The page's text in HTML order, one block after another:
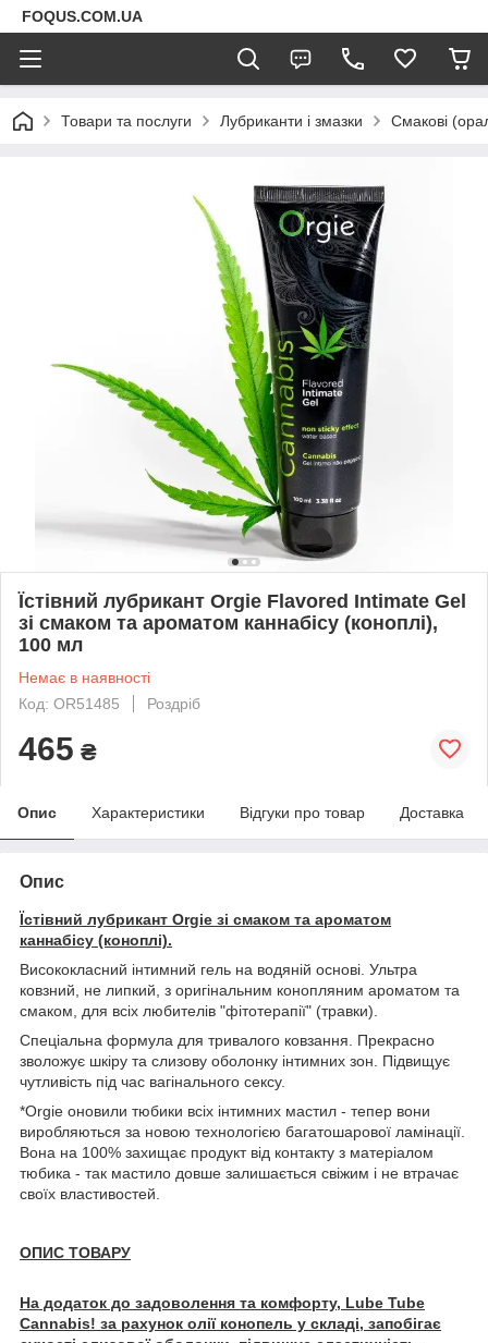
FOQUS.COM.UA
Товари та послуги Лубриканти і змазки Смакові
Їстівний лубрикант Orgie Flavored Intimate Gel
зі смаком та ароматом каннабісу (коноплі),
100 мл
Немає в наявності
Код: OR51485
Роздріб
465 ₴
Опис Характеристики Відгуки про товар Доставка
Опис
Їстівний лубрикант Orgie зі смаком та ароматом
каннабісу (коноплі).
Висококласний інтимний гель на водяній основі. Ультра
ковзний, не липкий, з оригінальним конопляним ароматом та
смаком, для всіх любителів "фітотерапії" (травки).
Спеціальна формула для тривалого ковзання. Прекрасно
зволожує шкіру та слизову оболонку інтимних зон. Підвищує
чутливість під час вагінального сексу.
*Orgie оновили тюбики всіх інтимних мастил - тепер вони
виробляються за новою технологією багатошарової ламінації.
Вона на 100% захищає продукт від контакту з матеріалом
тюбика - так мастило довше залишається свіжим і не втрачає
своїх властивостей.
ОПИС ТОВАРУ
На додаток до задоволення та комфорту, Lube Tube
Cannabis! за рахунок олії конопель у складі, запобігає